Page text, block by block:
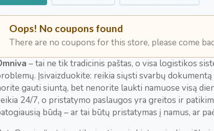
Oops! No coupons found
There are no coupons for this store, please come
– tai ne tik tradicinis paštas, o visa logistikos
Įsivaizduokite: reikia siųsti svarbų
gauti siuntą, bet nenorite laukti namuose visą
24/7, o pristatymo paslaugos yra greitos ir
būdą – ar tai būtų pristatymas į namus, ar